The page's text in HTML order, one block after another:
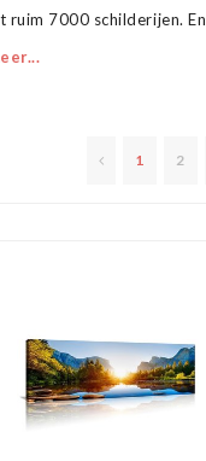
ruim 7000 schilderijen.
op canvas
1 2